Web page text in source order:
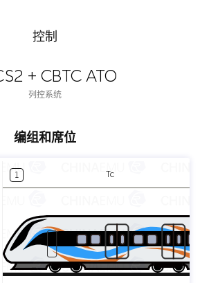
控制
+ CBTC ATO
列控系统
编组和席位
1 Tc